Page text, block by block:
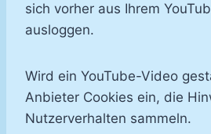
sich vorher aus Ihrem
ausloggen.
Wird ein YouTube-Video
Anbieter Cookies ein, die
Nutzerverhalten sammeln.